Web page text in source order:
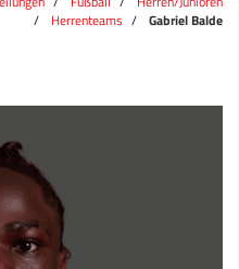
Herrenteams
Gabriel Balde